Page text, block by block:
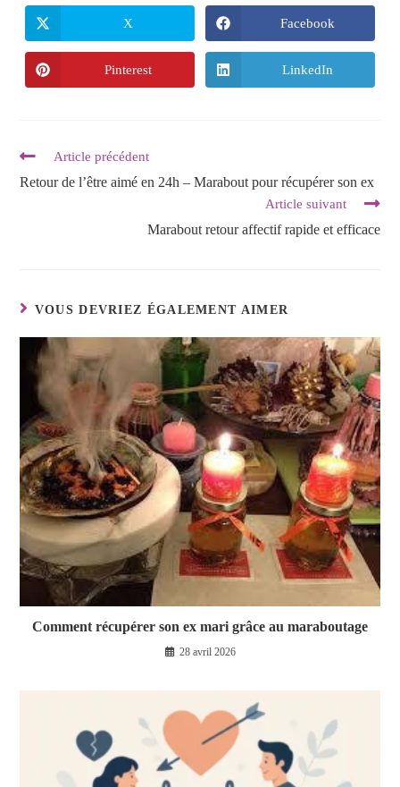
X Facebook
Pinterest LinkedIn
Article précédent
Retour de l’être aimé en 24h – Marabout pour récupérer son ex
Article suivant
Marabout retour affectif rapide et efficace
VOUS DEVRIEZ ÉGALEMENT AIMER
Comment récupérer son ex mari grâce au maraboutage
28 avril 2026